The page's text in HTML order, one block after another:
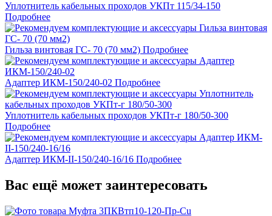
Уплотнитель кабельных проходов УКПт 115/34-150
Подробнее
Гильза винтовая ГС- 70 (70 мм2) Подробнее
Адаптер ИКМ-150/240-02 Подробнее
Уплотнитель кабельных проходов УКПт-г 180/50-300
Подробнее
Адаптер ИКМ-II-150/240-16/16 Подробнее
Вас ещё может заинтересовать